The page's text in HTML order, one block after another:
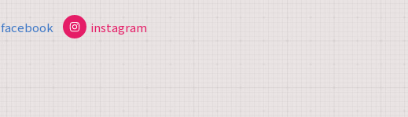
facebook instagram